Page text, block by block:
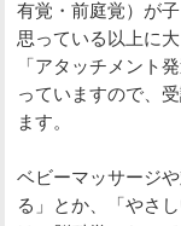
有覚・前庭覚）が
思っている以上に
「アタッチメント
っていますので、
ます。
ベビーマッサージ
る」とか、「やさ